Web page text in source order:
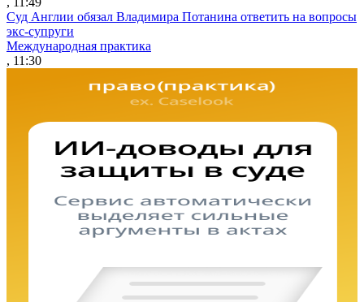
Суд Англии обязал Владимира Потанина ответить на вопросы
экс-супруги
Международная практика
, 11:30